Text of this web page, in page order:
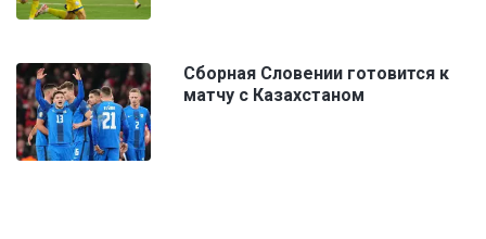
Сборная Словении готовится к
матчу с Казахстаном